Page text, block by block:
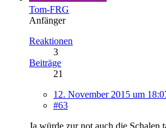
Tom-FRG
Anfänger
Reaktionen
3
Beiträge
21
12. November 2015 um
#63
Ja würde zur not auch die Schalen